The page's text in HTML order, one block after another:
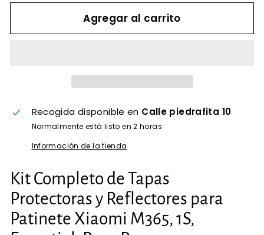
Agregar al carrito
Recogida disponible en Calle piedrafita 10
Normalmente está listo en 2 horas
Información de la tienda
Kit Completo de Tapas
Protectoras y Reflectores para
Patinete Xiaomi M365, 1S,